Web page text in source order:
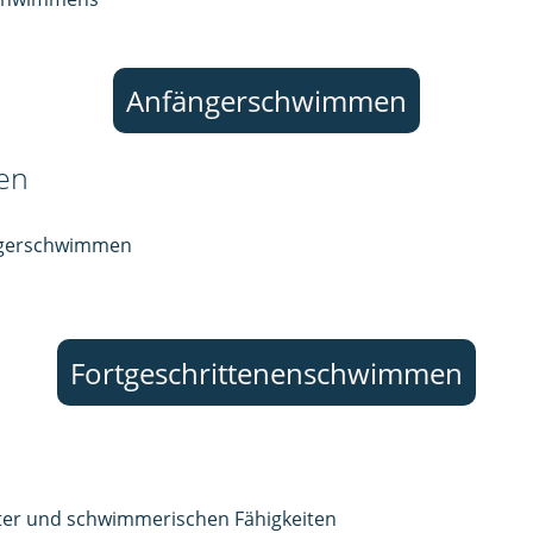
Anfängerschwimmen
Fortgeschrittenenschwimmen
und schwimmerischen Fähigkeiten